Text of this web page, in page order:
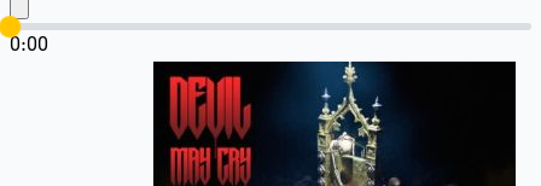
0:00